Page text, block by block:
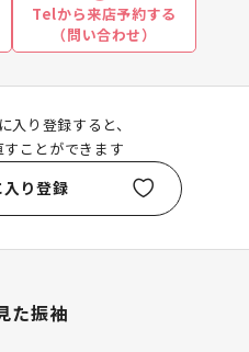
Telから来店予約する
（問い合わせ）
入り登録すると、
ことができます
入り登録
た振袖